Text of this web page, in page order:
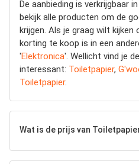
De aanbieding is verkrijgbaar
bekijk alle producten om de
krijgen. Als je graag wilt
korting te koop is in een
'Elektronica'. Wellicht vind je
interessant: Toiletpapier,
Toiletpapier.
Wat is de prijs van